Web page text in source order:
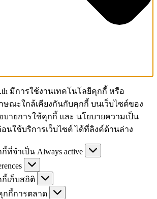
มีการใช้งานเทคโนโลยีคุกกี้ หรือ
ณะใกล้เคียงกันกับคุกกี้ บนเว็บไซต์ของ
บายการใช้คุกกี้ และ นโยบายความเป็น
นใช้บริการเว็บไซต์ ได้ที่ลิงค์ด้านล่าง
กี้ที่จำเป็น Always active
กี้เก็บสถิติ
กกี้การตลาด